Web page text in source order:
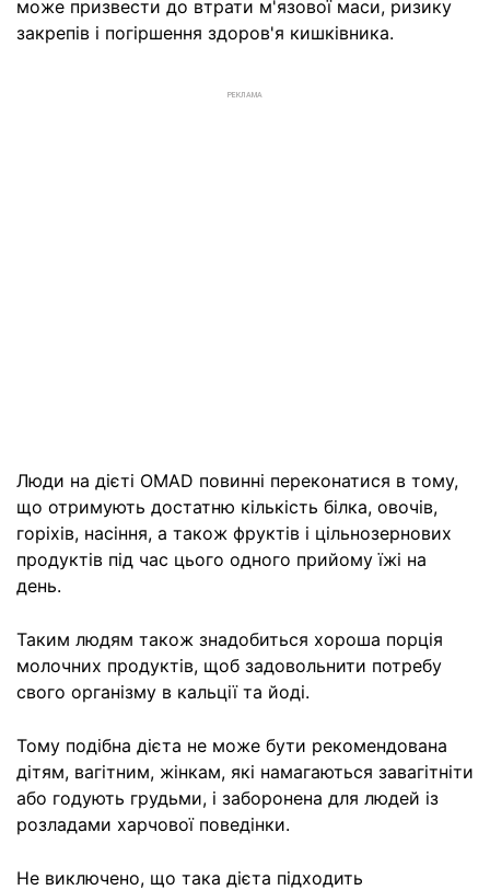
може призвести до втрати м'язової маси, ризику
закрепів і погіршення здоров'я кишківника.
РЕКЛАМА
Люди на дієті OMAD повинні переконатися в тому,
що отримують достатню кількість білка, овочів,
горіхів, насіння, а також фруктів і цільнозернових
продуктів під час цього одного прийому їжі на
день.
Таким людям також знадобиться хороша порція
молочних продуктів, щоб задовольнити потребу
свого організму в кальції та йоді.
Тому подібна дієта не може бути рекомендована
дітям, вагітним, жінкам, які намагаються завагітніти
або годують грудьми, і заборонена для людей із
розладами харчової поведінки.
Не виключено, що така дієта підходить